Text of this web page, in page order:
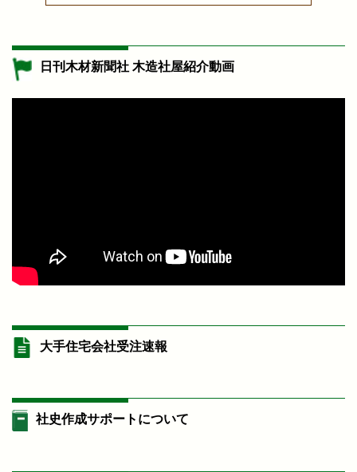
日刊木材新聞社 木造社屋紹介動画
大手住宅会社受注速報
社史作成サポートについて